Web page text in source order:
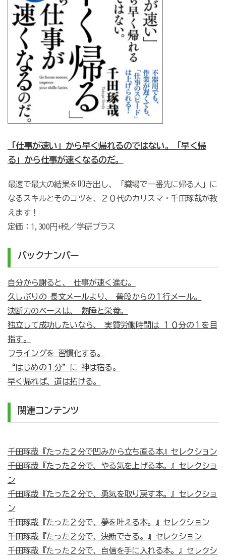
「仕事が速い」から早く帰れるのではない。「早く帰
る」から仕事が速くなるのだ。
最速で最大の結果を叩き出し、「職場で一番先に帰る人」に
なるスキルとそのコツを、２０代のカリスマ・千田琢哉が教
えます！
定価：1,300円+税／学研プラス
バックナンバー
自分から謝ると、 仕事が速く進む。
久しぶりの 長文メールより、 普段からの１行メール。
決断力のベースは、 熟睡と栄養。
独立して成功したいなら、 実質労働時間は １０分の１を目
指す。
フライングを 習慣化する。
“はじめの１分”に 神は宿る。
早く帰れば、道は拓ける。
関連コンテンツ
千田琢哉『たった２分で凹みから立ち直る本』セレクション
千田琢哉『たった２分で、やる気を上げる本。』セレクショ
ン
千田琢哉『たった２分で、勇気を取り戻す本。』セレクショ
ン
千田琢哉『たった２分で、夢を叶える本。』セレクション
千田琢哉『たった２分で、決断できる。』セレクション
千田琢哉『たった２分で、自信を手に入れる本。』セレクシ